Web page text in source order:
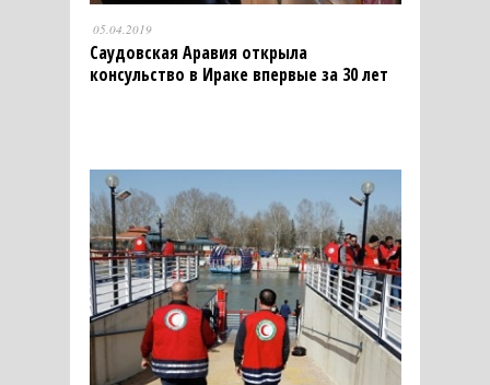
05.04.2019
Саудовская Аравия открыла
консульство в Ираке впервые за 30 лет